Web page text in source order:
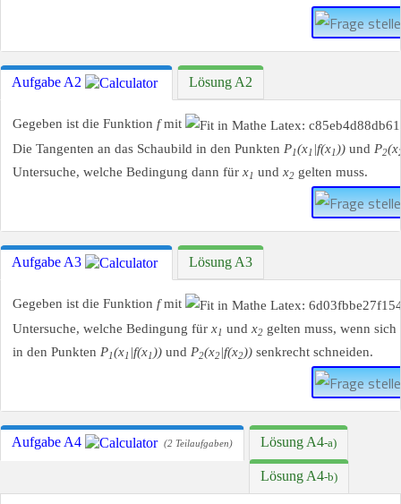
Aufgabe A2 Lösung A2
Gegeben ist die Funktion fmit
Die Tangenten an das Schaubild in den Punkten P1(x1 |f(x1 )) und P2(x
Untersuche, welche Bedingung dann für x1 und x2 gelten muss.
Aufgabe A3 Lösung A3
Gegeben ist die Funktion fmit
Untersuche, welche Bedingung für x1 und x2 gelten muss, wenn
in den Punkten P1(x1 |f(x1 )) und P2(x2|f(x2)) senkrecht schneiden.
Aufgabe A4 (2 Teilaufgaben) Lösung A4-a)
Lösung A4-b)